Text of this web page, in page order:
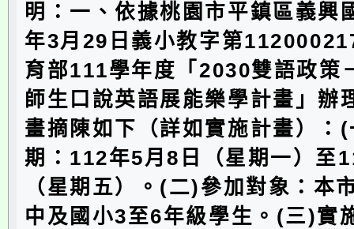
明：一、依據桃園市平鎮區義興
年3月29日義小教字第
育部111學年度「2030雙語政策
師生口說英語展能樂學計畫」辦
畫摘陳如下（詳如實施計畫）：
期：112年5月8日（星期一）至
（星期五）。(二)參加對象：本
中及國小3至6年級學生。(三)實